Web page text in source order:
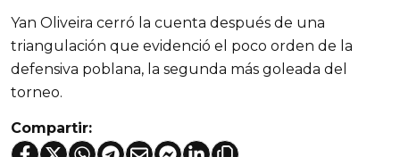
Yan Oliveira cerró la cuenta después de una
triangulación que evidenció el poco orden de la
defensiva poblana, la segunda más goleada del
torneo.
Compartir: